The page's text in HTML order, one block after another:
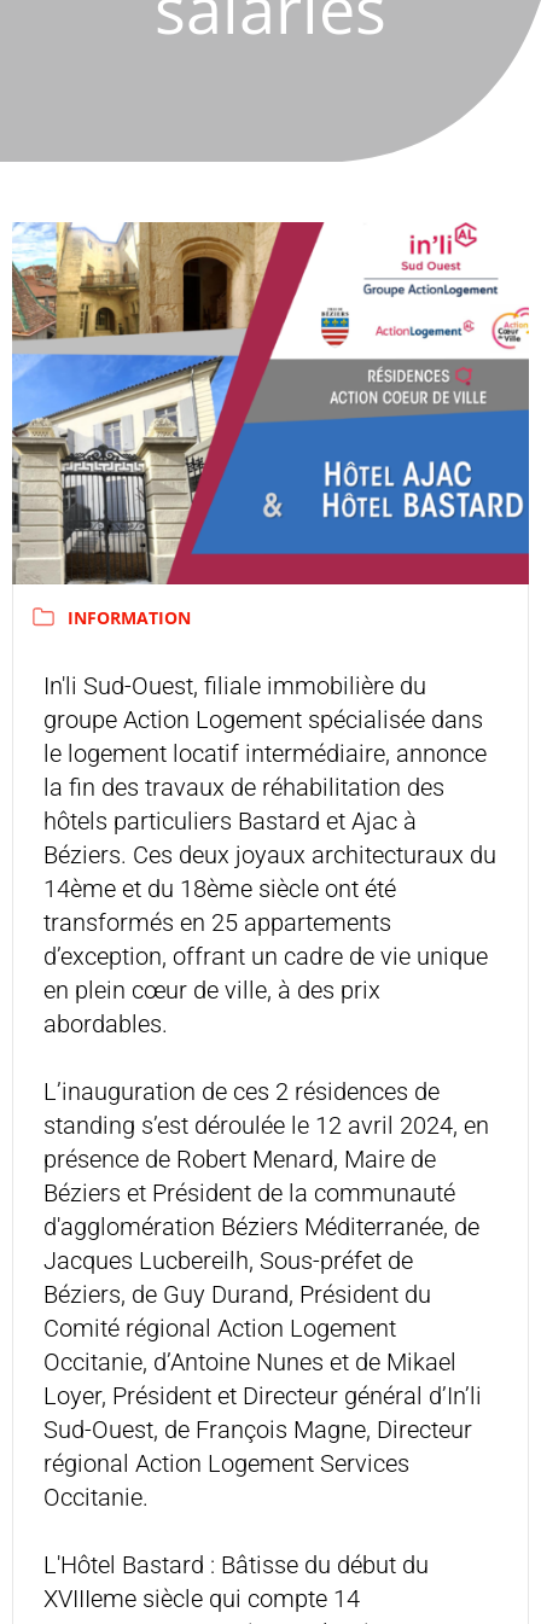
INFORMATION
In'li Sud-Ouest, filiale immobilière du
groupe Action Logement spécialisée dans
le logement locatif intermédiaire, annonce
la fin des travaux de réhabilitation des
hôtels particuliers Bastard et Ajac à
Béziers. Ces deux joyaux architecturaux du
14ème et du 18ème siècle ont été
transformés en 25 appartements
d’exception, offrant un cadre de vie unique
en plein cœur de ville, à des prix
abordables.
L’inauguration de ces 2 résidences de
standing s’est déroulée le 12 avril 2024, en
présence de Robert Menard, Maire de
Béziers et Président de la communauté
d'agglomération Béziers Méditerranée, de
Jacques Lucbereilh, Sous-préfet de
Béziers, de Guy Durand, Président du
Comité régional Action Logement
Occitanie, d’Antoine Nunes et de Mikael
Loyer, Président et Directeur général d’In’li
Sud-Ouest, de François Magne, Directeur
régional Action Logement Services
Occitanie.
L'Hôtel Bastard : Bâtisse du début du
XVIIIeme siècle qui compte 14